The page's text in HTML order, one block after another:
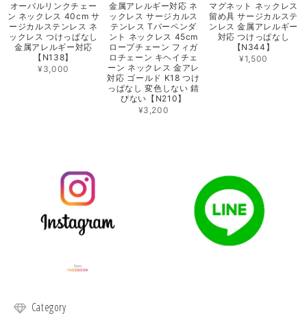
オーバルリンクチェー
ン ネックレス 40cm サ
ージカルステンレス ネ
ックレス つけっぱなし
金属アレルギー対応
【N138】
¥3,000
金属アレルギー対応 ネ
ックレス サージカルス
テンレス Tバーペンダ
ント ネックレス 45cm
ロープチェーン フィガ
ロチェーン キヘイチェ
ーン ネックレス 金アレ
対応 ゴールド K18 つけ
っぱなし 変色しない 錆
びない【N210】
¥3,200
マグネット ネックレス
留め具 サージカルステ
ンレス 金属アレルギー
対応 つけっぱなし
【N344】
¥1,500
Category